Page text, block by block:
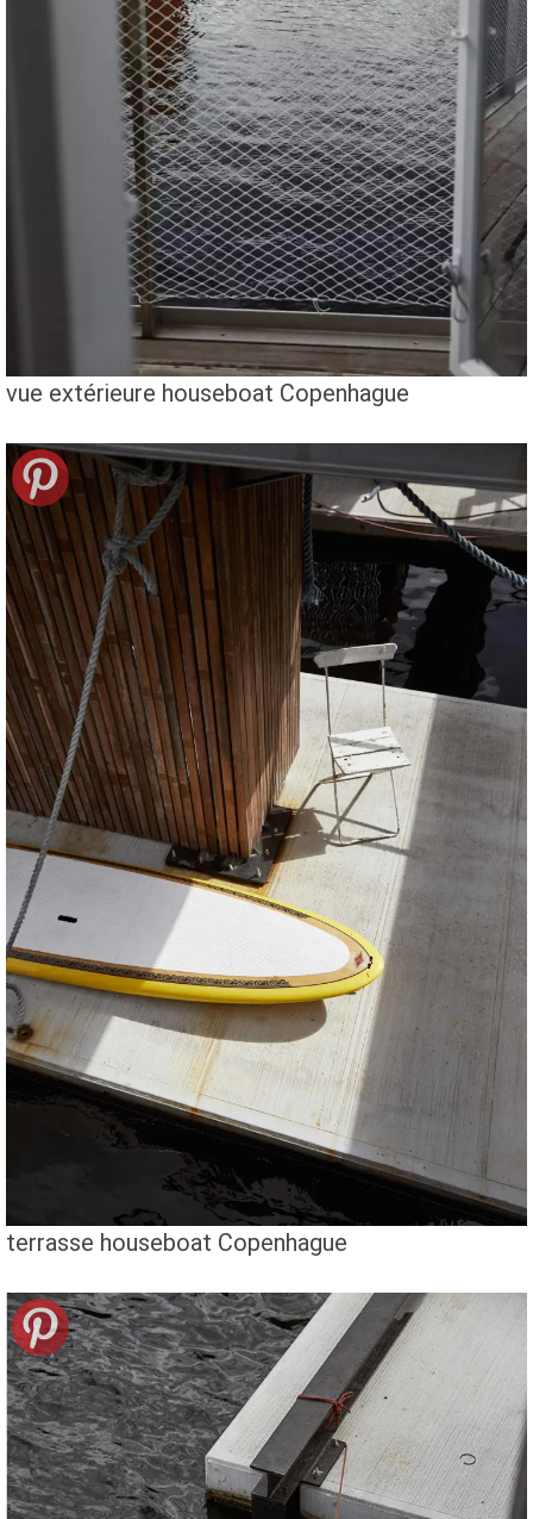
vue extérieure houseboat Copenhague
terrasse houseboat Copenhague